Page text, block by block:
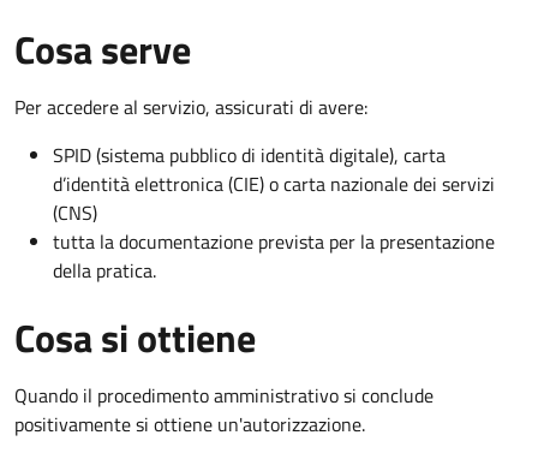
Cosa serve
Per accedere al servizio, assicurati di avere:
SPID (sistema pubblico di identità digitale), carta
d’identità elettronica (CIE) o carta nazionale dei servizi
(CNS)
tutta la documentazione prevista per la presentazione
della pratica.
Cosa si ottiene
Quando il procedimento amministrativo si conclude
positivamente si ottiene un'autorizzazione.